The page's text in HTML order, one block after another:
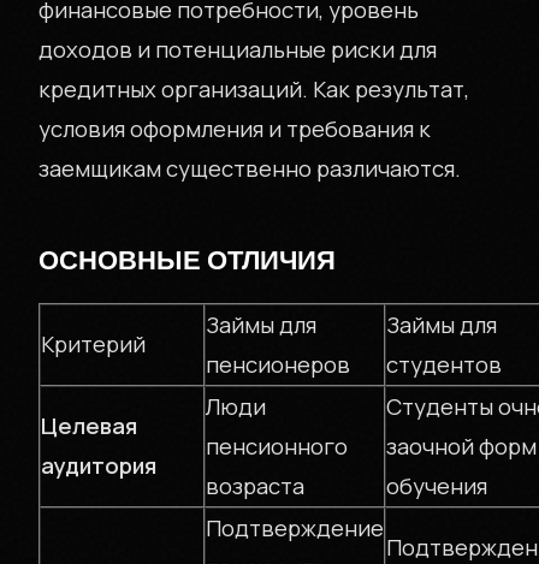
финансовые потребности, уровень
доходов и потенциальные риски для
кредитных организаций. Как результат,
условия оформления и требования к
заемщикам существенно различаются.
ОСНОВНЫЕ ОТЛИЧИЯ
Критерий
Займы для
пенсионеров
Займы для
студентов
Целевая
аудитория
Люди
пенсионного
возраста
Студенты
заочной форм
обучения
Подтверждение